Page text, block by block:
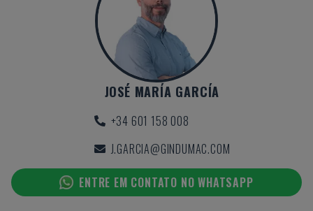
JOSÉ MARÍA GARCÍA
+34 601 158 008
J.GARCIA@GINDUMAC.COM
ENTRE EM CONTATO NO WHATSAPP